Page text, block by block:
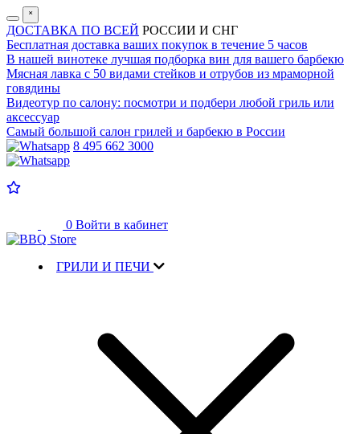
˟
ДОСТАВКА ПО ВСЕЙ РОССИИ И СНГ
Бесплатная доставка ваших покупок в течение 5 часов
В нашей винотеке лучшая подборка вин для вашего барбекю
Мясная лавка с 50 видами стейков и отрубов из мраморной
говядины
Видеотур по салону: посмотри и подбери любой гриль или
аксессуар
Самый большой салон грилей и барбекю в России
8 495 662 3000
0 Войти в кабинет
ГРИЛИ И ПЕЧИ